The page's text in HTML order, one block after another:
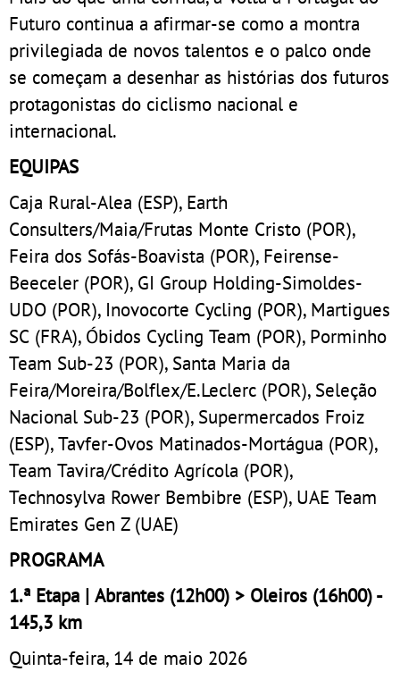
Futuro continua a afirmar-se como a montra
privilegiada de novos talentos e o palco onde
se começam a desenhar as histórias dos futuros
protagonistas do ciclismo nacional e
internacional.
EQUIPAS
Caja Rural-Alea (ESP), Earth
Consulters/Maia/Frutas Monte Cristo (POR),
Feira dos Sofás-Boavista (POR), Feirense-
Beeceler (POR), GI Group Holding-Simoldes-
UDO (POR), Inovocorte Cycling (POR), Martigues
SC (FRA), Óbidos Cycling Team (POR), Porminho
Team Sub-23 (POR), Santa Maria da
Feira/Moreira/Bolflex/E.Leclerc (POR), Seleção
Nacional Sub-23 (POR), Supermercados Froiz
(ESP), Tavfer-Ovos Matinados-Mortágua (POR),
Team Tavira/Crédito Agrícola (POR),
Technosylva Rower Bembibre (ESP), UAE Team
Emirates Gen Z (UAE)
PROGRAMA
1.ª Etapa | Abrantes (12h00) > Oleiros (16h00) -
145,3 km
Quinta-feira, 14 de maio 2026